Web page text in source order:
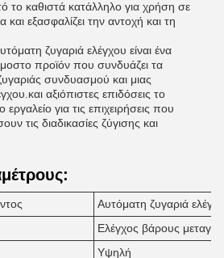
το καθιστά κατάλληλο για χρήση σε
εξασφαλίζει την αντοχή και τη
ζυγαριά ελέγχου είναι ένα
προϊόν που συνδυάζει τα
συνδυασμού και μιας
αξιόπιστες επιδόσεις το
για τις επιχειρήσεις που
τις διαδικασίες ζύγισης και
Αυτόματη ζυγαριά
Ελέγχος βάρους
Υψηλή